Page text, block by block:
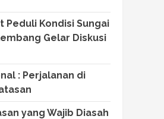
Peduli Kondisi Sungai
Gelar Diskusi
: Perjalanan di
yang Wajib Diasah